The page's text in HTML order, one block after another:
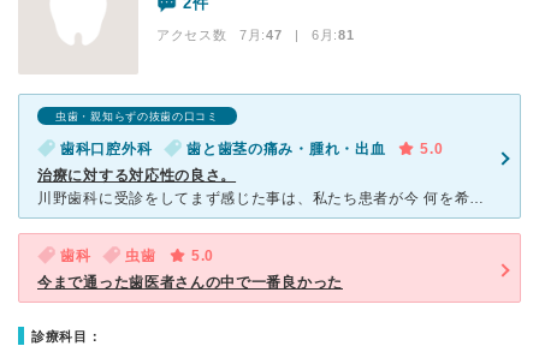
アクセス数 7月:47 | 6月:81
虫歯・親知らずの抜歯の口コミ
歯科口腔外科 歯と歯茎の痛み・腫れ・出血
5.0
治療に対する対応性の良さ。
川野歯科に受診をしてまず感じた事は、私たち患者が今 何を希望しているのか? 何を望んでいるのかをきちつと聴いてくれる姿勢がこの川野歯科にはとても感じられます。川野先生も本当に私くしの話を時間をかけて大
歯科 虫歯
5.0
今まで通った歯医者さんの中で一番良かった
診療科目：